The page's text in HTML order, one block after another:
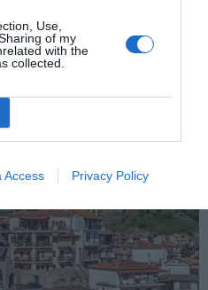
Use,
of my
with the
collected.
Access Privacy Policy